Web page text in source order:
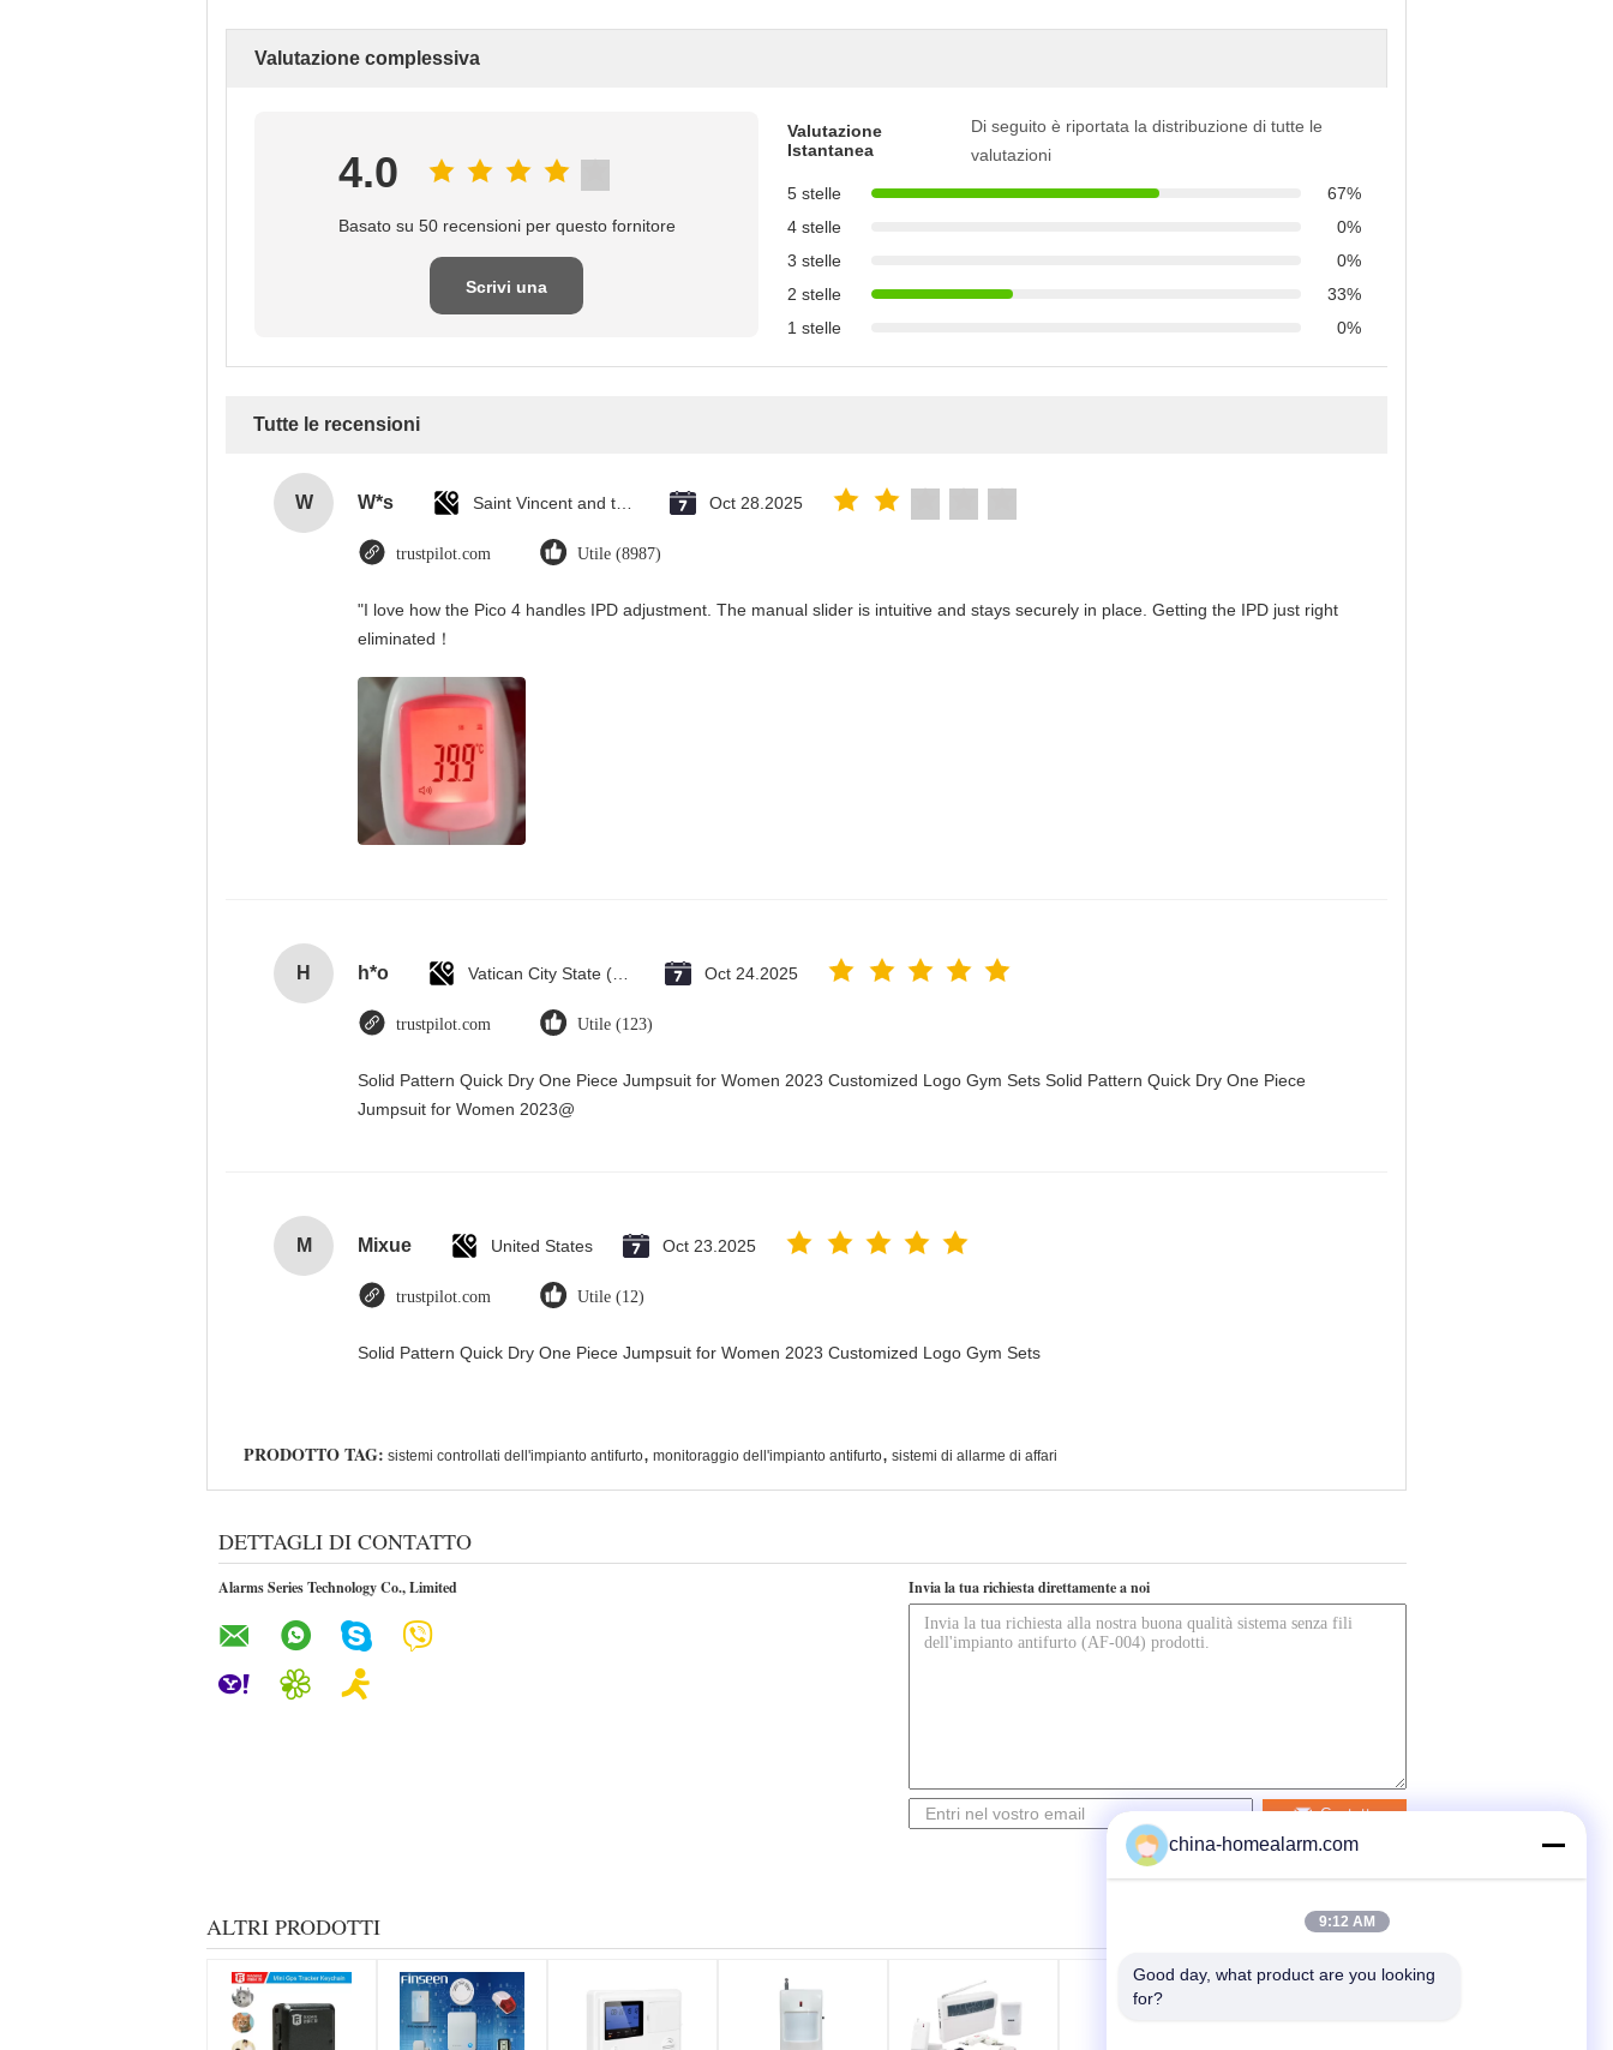
Valutazione complessiva
4.0
Basato su 50 recensioni per questo fornitore
Scrivi una
Valutazione
Istantanea
Di seguito è riportata la distribuzione di tutte le
valutazioni
5 stelle
67%
4 stelle
0%
3 stelle
0%
2 stelle
33%
1 stelle
0%
Tutte le recensioni
W W*s Oct 28.2025
trustpilot.com Utile (8987)
"I love how the Pico 4 handles IPD adjustment. The manual slider is intuitive and stays securely in place. Getting the IPD just right
eliminated！
H h*o Oct 24.2025
trustpilot.com Utile (123)
Solid Pattern Quick Dry One Piece Jumpsuit for Women 2023 Customized Logo Gym Sets Solid Pattern Quick Dry One Piece
Jumpsuit for Women 2023@
M Mixue United States Oct 23.2025
trustpilot.com Utile (12)
Solid Pattern Quick Dry One Piece Jumpsuit for Women 2023 Customized Logo Gym Sets
PRODOTTO TAG: sistemi controllati dell'impianto antifurto, monitoraggio dell'impianto antifurto, sistemi di allarme di affari
DETTAGLI DI CONTATTO
Alarms Series Technology Co., Limited Invia la tua richiesta direttamente a noi
Contatto
ALTRI PRODOTTI
china-homealarm.com
9:12 AM
Good day, what product are you looking
for?